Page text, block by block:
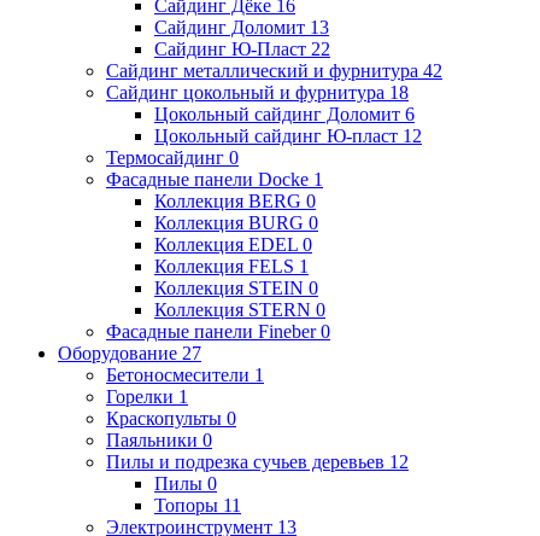
Сайдинг Дёке 16
Сайдинг Доломит 13
Сайдинг Ю-Пласт 22
Сайдинг металлический и фурнитура 42
Сайдинг цокольный и фурнитура 18
Цокольный сайдинг Доломит 6
Цокольный сайдинг Ю-пласт 12
Термосайдинг 0
Фасадные панели Docke 1
Коллекция BERG 0
Коллекция BURG 0
Коллекция EDEL 0
Коллекция FELS 1
Коллекция STEIN 0
Коллекция STERN 0
Фасадные панели Fineber0
Оборудование 27
Бетоносмесители 1
Горелки 1
Краскопульты 0
Паяльники 0
Пилы и подрезка сучьев деревьев 12
Пилы 0
Топоры 11
Электроинструмент 13